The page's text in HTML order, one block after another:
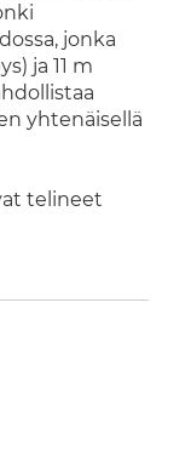
jonka
ja 11 m
yhtenäisellä
telineet